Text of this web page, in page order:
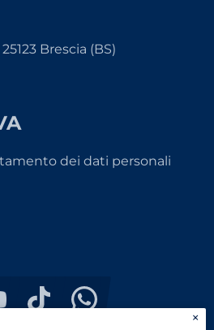
Brescia (BS)
dei dati personali
×